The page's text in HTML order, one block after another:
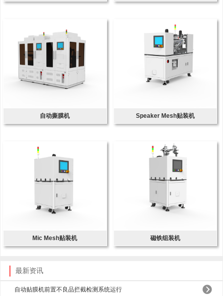
自动撕膜机 Speaker Mesh贴装机
Mic Mesh贴装机 磁铁组装机
最新资讯
自动贴膜机前置不良品拦截检测系统运行